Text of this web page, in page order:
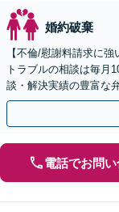
婚約破棄
【不倫/慰謝料請求に
トラブルの相談は毎月
談・解決実績の豊富な
回相談０円(電話)】【
電話でお問